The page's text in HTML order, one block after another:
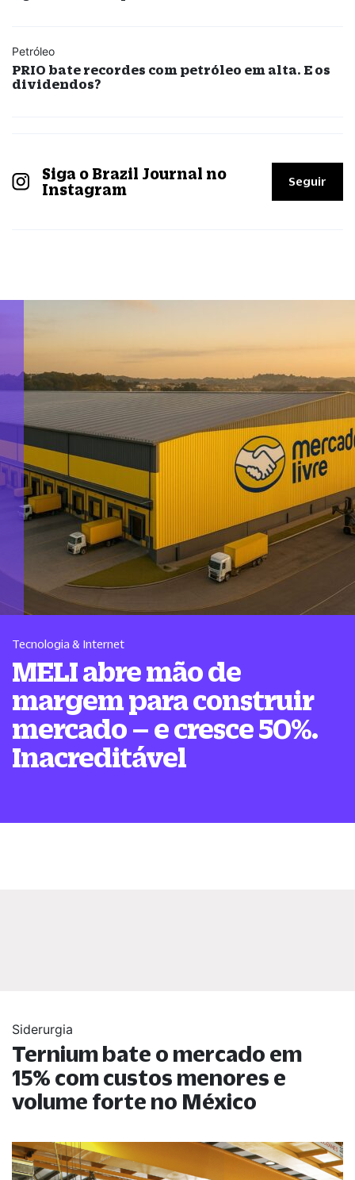
Petróleo
PRIO bate recordes com petróleo em alta. E os
dividendos?
Siga o Brazil Journal no
Instagram
Seguir
Tecnologia & Internet
MELI abre mão de
margem para construir
mercado – e cresce 50%.
Inacreditável
Siderurgia
Ternium bate o mercado em
15% com custos menores e
volume forte no México